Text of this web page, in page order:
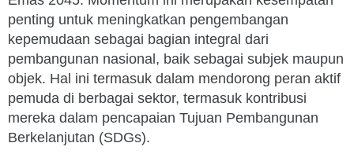
penting untuk meningkatkan pengembangan
kepemudaan sebagai bagian integral dari
pembangunan nasional, baik sebagai subjek maupun
objek. Hal ini termasuk dalam mendorong peran aktif
pemuda di berbagai sektor, termasuk kontribusi
mereka dalam pencapaian Tujuan Pembangunan
Berkelanjutan (SDGs).